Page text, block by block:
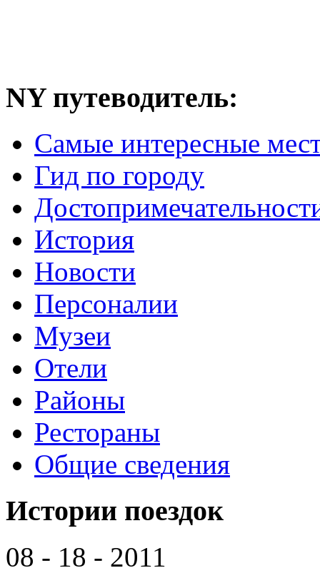
NY путеводитель:
Самые интересные
Гид по городу
История
Новости
Персоналии
Музеи
Отели
Районы
Рестораны
Общие сведения
Истории поездок
08 - 18 - 2011